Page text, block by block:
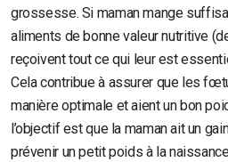
grossesse. Si maman mange
aliments de bonne valeur nutritive
reçoivent tout ce qui leur est
Cela contribue à assurer que les
manière optimale et aient un bon
l’objectif est que la maman ait un
prévenir un petit poids à la